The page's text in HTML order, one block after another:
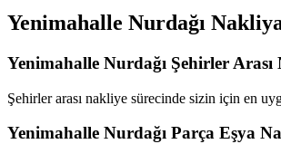
Yenimahalle Nurdağı
Yenimahalle Nurdağı Şehirler Arası
Şehirler arası nakliye sürecinde sizin için en
Yenimahalle Nurdağı Parça Eşya